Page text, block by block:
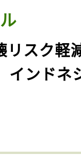
リスク軽
インドネ